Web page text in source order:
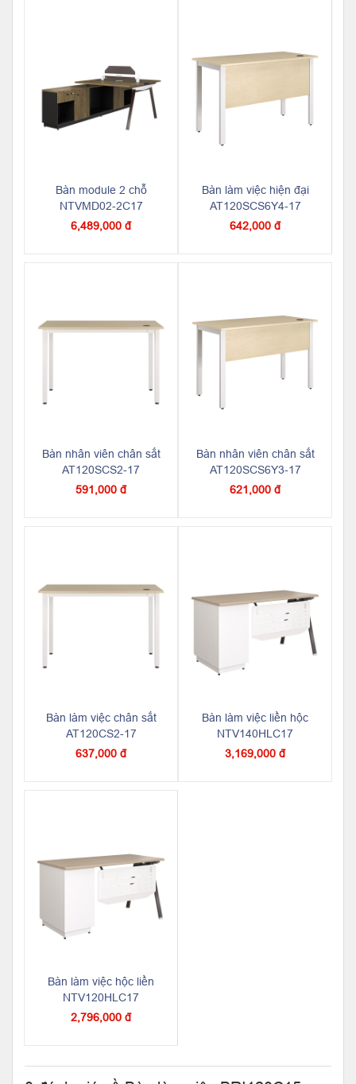
Bàn module 2 chỗ
NTVMD02-2C17
6,489,000 đ
Bàn làm việc hiện đại
AT120SCS6Y4-17
642,000 đ
Bàn nhân viên chân sắt
AT120SCS2-17
591,000 đ
Bàn nhân viên chân sắt
AT120SCS6Y3-17
621,000 đ
Bàn làm việc chân sắt
AT120CS2-17
637,000 đ
Bàn làm việc liền hộc
NTV140HLC17
3,169,000 đ
Bàn làm việc hộc liền
NTV120HLC17
2,796,000 đ